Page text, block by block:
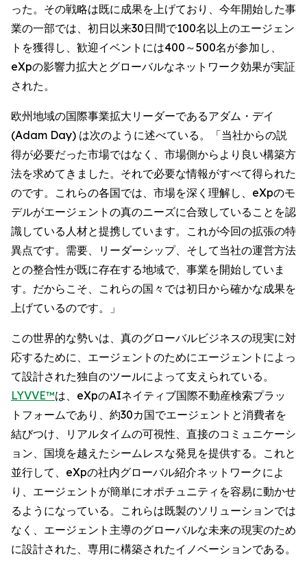
った。その戦略は既に成果を上げており、今年開始した事
業の一部では、初日以来30日間で100名以上のエージェン
トを獲得し、歓迎イベントには400～500名が参加し、
eXpの影響力拡大とグローバルなネットワーク効果が実証
された。
欧州地域の国際事業拡大リーダーであるアダム・デイ
(Adam Day) は次のように述べている。「当社からの説
得が必要だった市場ではなく、市場側からより良い構築方
法を求めてきました。それで必要な情報がすべて得られた
のです。これらの各国では、市場を深く理解し、eXpのモ
デルがエージェントの真のニーズに合致していることを認
識している人材と提携しています。これが今回の拡張の特
異点です。需要、リーダーシップ、そして当社の運営方法
との整合性が既に存在する地域で、事業を開始していま
す。だからこそ、これらの国々では初日から確かな成果を
上げているのです。」
この世界的な勢いは、真のグローバルビジネスの現実に対
応するために、エージェントのためにエージェントによっ
て設計された独自のツールによって支えられている。
LYVVE™は、eXpのAIネイティブ国際不動産検索プラッ
トフォームであり、約30カ国でエージェントと消費者を
結びつけ、リアルタイムの可視性、直接のコミュニケーシ
ョン、国境を越えたシームレスな発見を提供する。これと
並行して、eXpの社内グローバル紹介ネットワークによ
り、エージェントが簡単にオポチュニティを容易に動かせ
るようになっている。これらは既製のソリューションでは
なく、エージェント主導のグローバルな未来の現実のため
に設計された、専用に構築されたイノベーションである。